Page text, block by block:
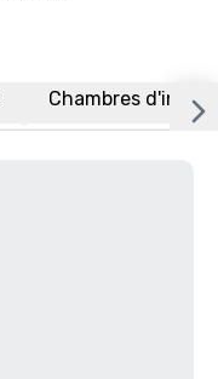
Chambres